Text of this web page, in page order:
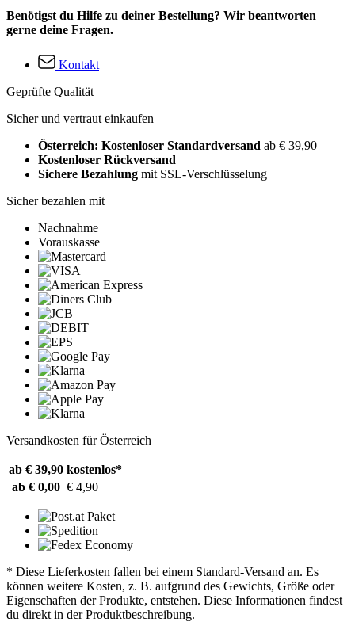
Benötigst du Hilfe zu deiner Bestellung? Wir beantworten
gerne deine Fragen.
Kontakt
Geprüfte Qualität
Sicher und vertraut einkaufen
Österreich: Kostenloser Standardversand ab € 39,90
Kostenloser Rückversand
Sichere Bezahlung mit SSL-Verschlüsselung
Sicher bezahlen mit
Nachnahme
Vorauskasse
Versandkosten für Österreich
ab € 39,90 kostenlos*
ab € 0,00 € 4,90
* Diese Lieferkosten fallen bei einem Standard-Versand an. Es
können weitere Kosten, z. B. aufgrund des Gewichts, Größe oder
Eigenschaften der Produkte, entstehen. Diese Informationen findest
du direkt in der Produktbeschreibung.